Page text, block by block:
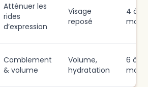
Atténuer les
rides
d’expression
Visage
reposé
4 à 6
mois
Comblement
& volume
Volume,
hydratation
6 à 12
mois